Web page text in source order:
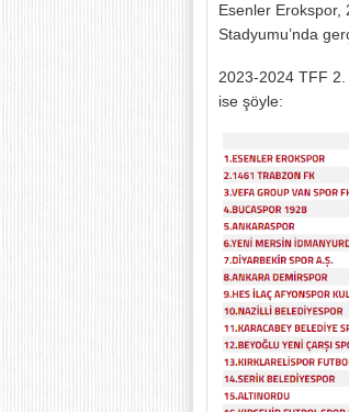
Esenler Erokspor,
Stadyumu’nda
2023-2024 TFF 2.
ise şöyle: